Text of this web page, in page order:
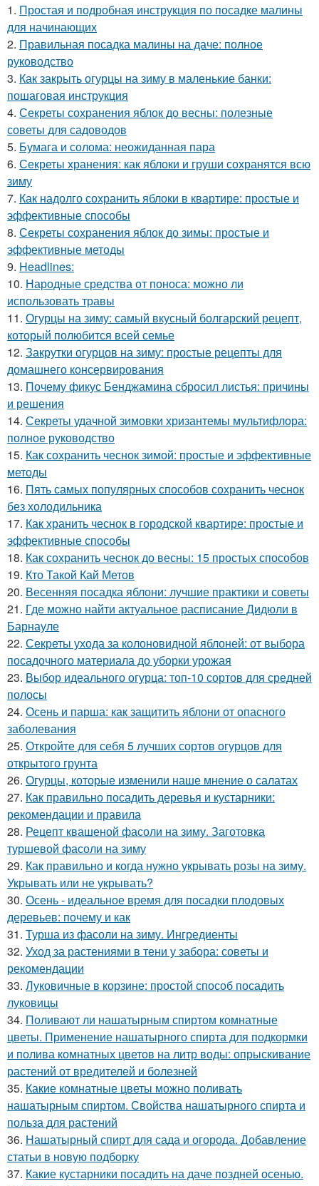
1. Простая и подробная инструкция по посадке малины
для начинающих
2. Правильная посадка малины на даче: полное
руководство
3. Как закрыть огурцы на зиму в маленькие банки:
пошаговая инструкция
4. Секреты сохранения яблок до весны: полезные
советы для садоводов
5. Бумага и солома: неожиданная пара
6. Секреты хранения: как яблоки и груши сохранятся всю
зиму
7. Как надолго сохранить яблоки в квартире: простые и
эффективные способы
8. Секреты сохранения яблок до зимы: простые и
эффективные методы
9. Headlines:
10. Народные средства от поноса: можно ли
использовать травы
11. Огурцы на зиму: самый вкусный болгарский рецепт,
который полюбится всей семье
12. Закрутки огурцов на зиму: простые рецепты для
домашнего консервирования
13. Почему фикус Бенджамина сбросил листья: причины
и решения
14. Секреты удачной зимовки хризантемы мультифлора:
полное руководство
15. Как сохранить чеснок зимой: простые и эффективные
методы
16. Пять самых популярных способов сохранить чеснок
без холодильника
17. Как хранить чеснок в городской квартире: простые и
эффективные способы
18. Как сохранить чеснок до весны: 15 простых способов
19. Кто Такой Кай Метов
20. Весенняя посадка яблони: лучшие практики и советы
21. Где можно найти актуальное расписание Дидюли в
Барнауле
22. Секреты ухода за колоновидной яблоней: от выбора
посадочного материала до уборки урожая
23. Выбор идеального огурца: топ-10 сортов для средней
полосы
24. Осень и парша: как защитить яблони от опасного
заболевания
25. Откройте для себя 5 лучших сортов огурцов для
открытого грунта
26. Огурцы, которые изменили наше мнение о салатах
27. Как правильно посадить деревья и кустарники:
рекомендации и правила
28. Рецепт квашеной фасоли на зиму. Заготовка
туршевой фасоли на зиму
29. Как правильно и когда нужно укрывать розы на зиму.
Укрывать или не укрывать?
30. Осень - идеальное время для посадки плодовых
деревьев: почему и как
31. Турша из фасоли на зиму. Ингредиенты
32. Уход за растениями в тени у забора: советы и
рекомендации
33. Луковичные в корзине: простой способ посадить
луковицы
34. Поливают ли нашатырным спиртом комнатные
цветы. Применение нашатырного спирта для подкормки
и полива комнатных цветов на литр воды: опрыскивание
растений от вредителей и болезней
35. Какие комнатные цветы можно поливать
нашатырным спиртом. Свойства нашатырного спирта и
польза для растений
36. Нашатырный спирт для сада и огорода. Добавление
статьи в новую подборку
37. Какие кустарники посадить на даче поздней осенью.